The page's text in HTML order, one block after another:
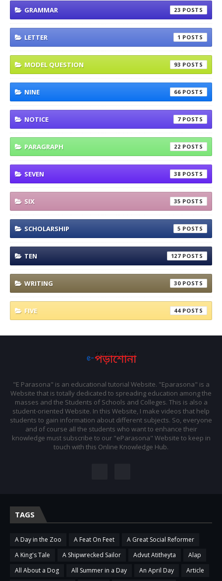
GRAMMAR 23
LETTER 1
MODEL QUESTION 93
NINE 66
NOTICE 7
PARAGRAPH 22
SEVEN 38
SIX 35
SCHOLARSHIP 5
TEN 127
WRITING 30
FIVE 44
"E Parasona" is an educational tutorial Website. "Eparasona" is a
Website that is totally dedicated to spreading education among the
masses and the Students of Schools and Colleges. This is also a
student-oriented Website. In this Website, I make videos that help
students to gain information about different subjects. So, everyone
and of course all the students who want to enhance their
knowledge must subscribe to our "eParasona" Website to keep in
touch with this Online Knowledge Hub.
TAGS
A Day in the Zoo A Feat On Feet
A Great Social Reformer
A King's Tale
A Shipwrecked Sailor Advut Atitheyta
Alap
All About a Dog
All Summer in a Day An April Day
Article